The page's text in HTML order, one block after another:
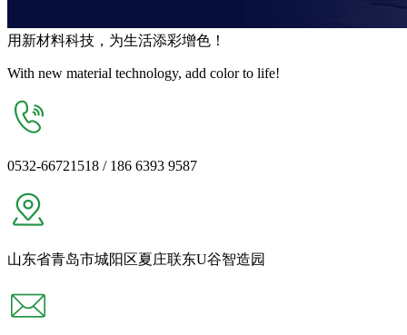
用 新材料科技，为生活添彩增色 ！
With new material technology, add color to life!
0532-66721518 / 186 6393 9587
山东省青岛市城阳区夏庄联东U谷智造园